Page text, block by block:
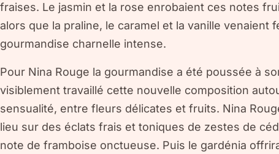
fraises. Le jasmin et la rose enrobaient ces notes
alors que la praline, le caramel et la vanille venaient
gourmandise charnelle intense.
Pour Nina Rouge la gourmandise a été poussée à
visiblement travaillé cette nouvelle composition
sensualité, entre fleurs délicates et fruits. Nina
lieu sur des éclats frais et toniques de zestes de
note de framboise onctueuse. Puis le gardénia